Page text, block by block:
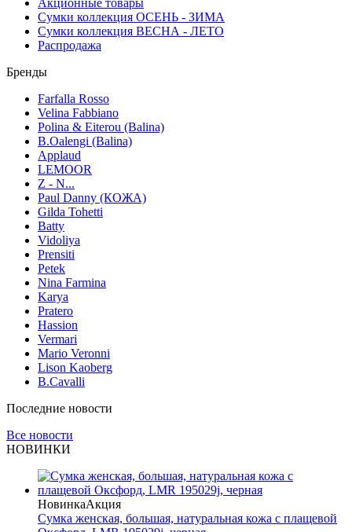
Акционные товары
Сумки коллекция ОСЕНЬ - ЗИМА
Сумки коллекция ВЕСНА - ЛЕТО
Распродажа
Бренды
Farfalla Rosso
Velina Fabbiano
Polina & Eiterou (Balina)
B.Oalengi (Balina)
Applaud
LEMOOR
Z - N...
Paul Danny (КОЖА)
Gilda Tohetti
Batty
Vidoliya
Prensiti
Petek
Nina Farmina
Karya
Pratero
Hassion
Vermari
Mario Veronni
Lison Kaoberg
B.Cavalli
Последние новости
Все новости
НОВИНКИ
НовинкаАкция
Сумка женская, большая, натуральная кожа с плащевой